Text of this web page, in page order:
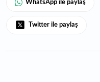
WhatsApp ile paylaş
Twitter ile paylaş